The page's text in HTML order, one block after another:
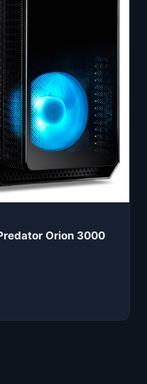
Orion 3000